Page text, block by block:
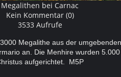
Megalithen bei Carnac
Kein Kommentar (0)
3533 Aufrufe
Megalithe aus der
an. Die Menhire wurden
aufgerichtet. M5P